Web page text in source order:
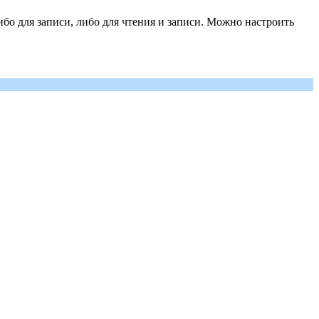
для записи, либо для чтения и записи. Можно настроить